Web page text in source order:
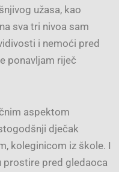
užasa, kao
sva tri nivoa sam
i nemoći pred
ponavljam riječ
aspektom
dječak
koleginicom iz škole. I
pred gledaoca